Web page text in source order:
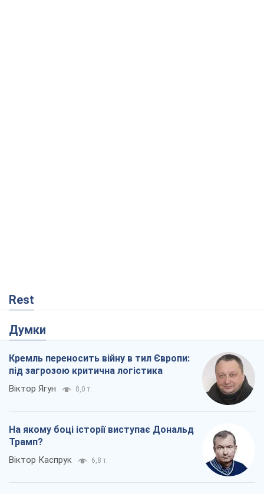
Rest
Думки
Кремль переносить війну в тил Європи:
під загрозою критична логістика
Віктор Ягун 8,0 т.
На якому боці історії виступає Дональд
Трамп?
Віктор Каспрук 6,8 т.